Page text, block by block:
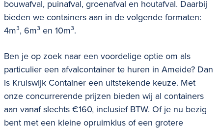
bouwafval, puinafval, groenafval en houtafval. Daarbij
bieden we containers aan in de volgende formaten:
4m³, 6m³ en 10m³.
Ben je op zoek naar een voordelige optie om als
particulier een afvalcontainer te huren in Ameide? Dan
is Kruiswijk Container een uitstekende keuze. Met
onze concurrerende prijzen bieden wij al containers
aan vanaf slechts €160, inclusief BTW. Of je nu bezig
bent met een kleine opruimklus of een grotere